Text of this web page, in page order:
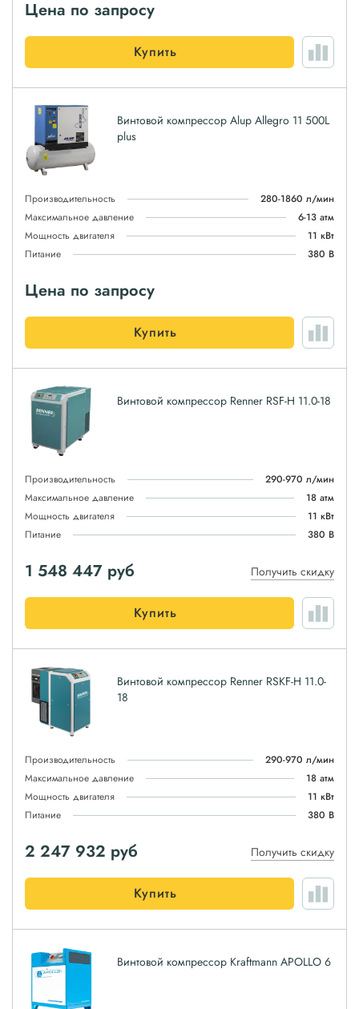
Цена по запросу
Купить
Винтовой компрессор Alup Allegro 11 500L
plus
Производительность
280-1860 л/мин
Максимальное давление
6-13 атм
Мощность двигателя
11 кВт
Питание
380 В
Цена по запросу
Купить
Винтовой компрессор Renner RSF-H 11.0-18
Производительность
290-970 л/мин
Максимальное давление
18 атм
Мощность двигателя
11 кВт
Питание
380 В
1 548 447 руб Получить скидку
Купить
Винтовой компрессор Renner RSKF-H 11.0-
18
Производительность
290-970 л/мин
Максимальное давление
18 атм
Мощность двигателя
11 кВт
Питание
380 В
2 247 932 руб Получить скидку
Купить
Винтовой компрессор Kraftmann APOLLO 6